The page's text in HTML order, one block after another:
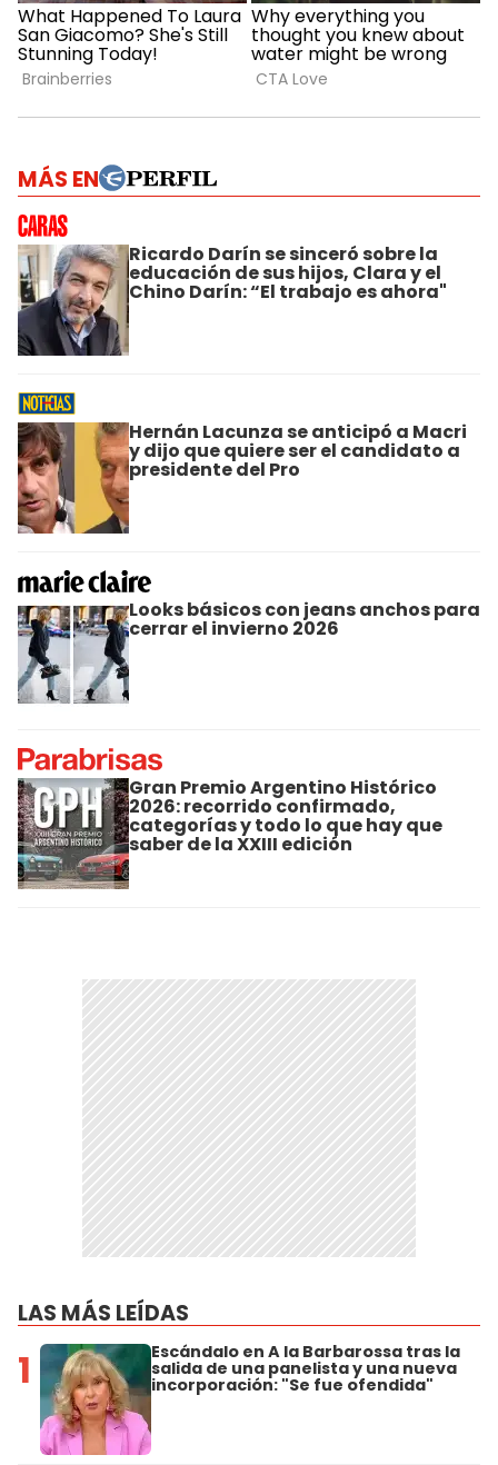
MÁS EN
Ricardo Darín se sinceró sobre la
educación de sus hijos, Clara y el
Chino Darín: “El trabajo es ahora"
Hernán Lacunza se anticipó a Macri
y dijo que quiere ser el candidato a
presidente del Pro
Looks básicos con jeans anchos para
cerrar el invierno 2026
Gran Premio Argentino Histórico
2026: recorrido confirmado,
categorías y todo lo que hay que
saber de la XXIII edición
LAS MÁS LEÍDAS
1 Escándalo en A la Barbarossa tras la
salida de una panelista y una nueva
incorporación: "Se fue ofendida"